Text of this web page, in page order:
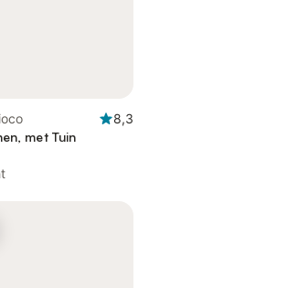
8,3
met Tuin